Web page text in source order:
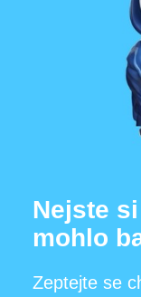
Nejste
mohlo
Zeptejte se